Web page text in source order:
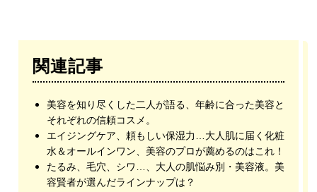
関連記事
美容を知り尽くした二人が語る、年齢に合った美容と
それぞれの信頼コスメ。
エイジングケア、頼もしい保湿力…大人肌に届く化粧
水＆オールインワン、美容のプロが薦めるのはこれ！
たるみ、毛穴、シワ…、大人の肌悩み別・美容液。美
容賢者が選んだラインナップは？